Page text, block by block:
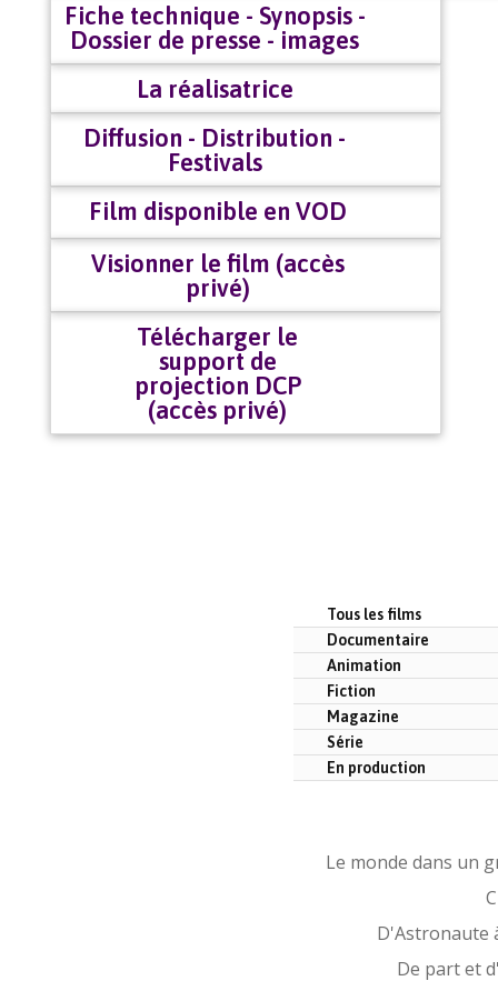
Fiche technique - Synopsis -
Dossier de presse - images
La réalisatrice
Diffusion - Distribution -
Festivals
Film disponible en VOD
Visionner le film (accès
privé)
Télécharger le
support de
projection DCP
(accès privé)
Tous les films
Documentaire
Animation
Fiction
Magazine
Série
En production
Le monde dans un
D'Astronaute
De part et